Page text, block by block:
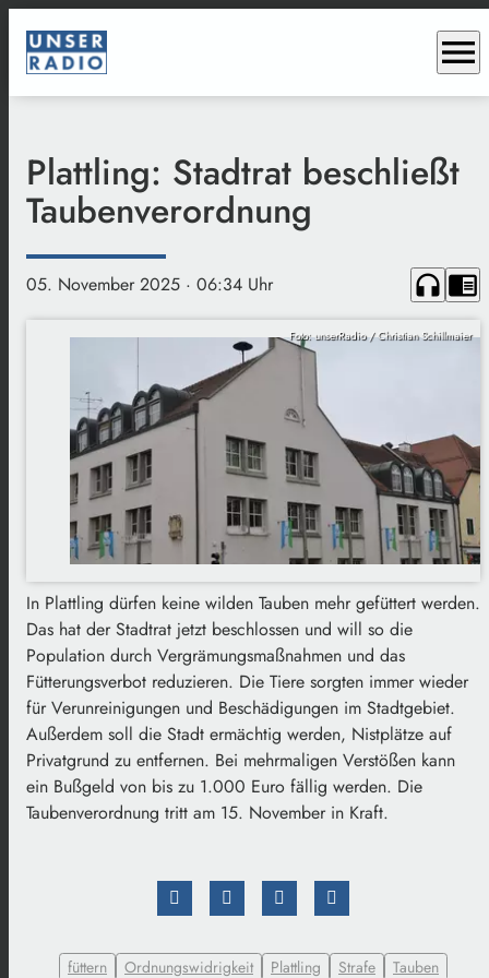
menu
Plattling: Stadtrat beschließt
Taubenverordnung
05. November 2025 · 06:34 Uhr headphones chrome_reader_mode
Foto: unserRadio / Christian Schillmaier
In Plattling dürfen keine wilden Tauben mehr gefüttert werden.
Das hat der Stadtrat jetzt beschlossen und will so die
Population durch Vergrämungsmaßnahmen und das
Fütterungsverbot reduzieren. Die Tiere sorgten immer wieder
für Verunreinigungen und Beschädigungen im Stadtgebiet.
Außerdem soll die Stadt ermächtig werden, Nistplätze auf
Privatgrund zu entfernen. Bei mehrmaligen Verstößen kann
ein Bußgeld von bis zu 1.000 Euro fällig werden. Die
Taubenverordnung tritt am 15. November in Kraft.
füttern Ordnungswidrigkeit Plattling Strafe
Tauben